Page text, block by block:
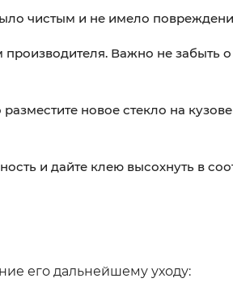
чистым и не имело
производителя. Важно не забыть
новое стекло на
и дайте клею высохнуть в
его дальнейшему уходу: